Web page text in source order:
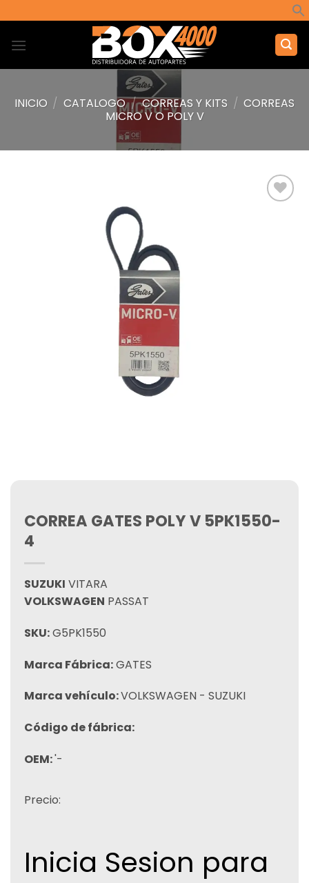
al
contenido
INICIO / CATALOGO / CORREAS Y KITS / CORREAS
MICRO V O POLY V
CORREA GATES POLY V 5PK1550-
4
SUZUKI VITARA
VOLKSWAGEN PASSAT
SKU:G5PK1550
Marca Fábrica:GATES
Marca vehículo:VOLKSWAGEN - SUZUKI
Código de fábrica:
OEM:'-
Precio:
Inicia Sesion para